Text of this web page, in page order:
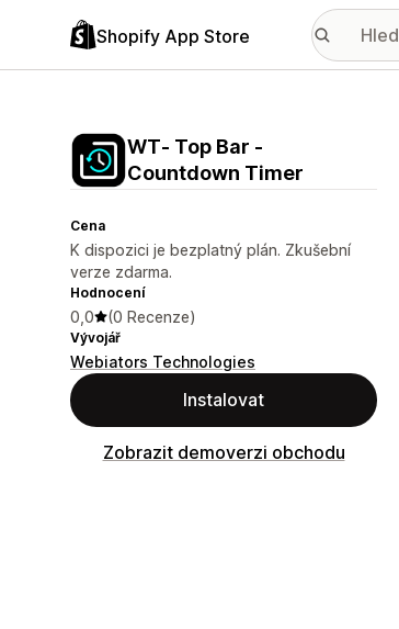
Shopify App Store
WT‑ Top Bar ‑
Countdown Timer
Cena
K dispozici je bezplatný plán. Zkušební
verze zdarma.
Hodnocení
0,0 (0 Recenze)
Vývojář
Webiators Technologies
Instalovat
Zobrazit demoverzi obchodu